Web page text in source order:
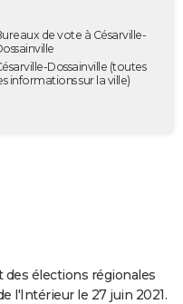
de vote à Césarville-
Dossainville (toutes
informations sur la ville)
des élections régionales
l'Intérieur le 27 juin 2021.